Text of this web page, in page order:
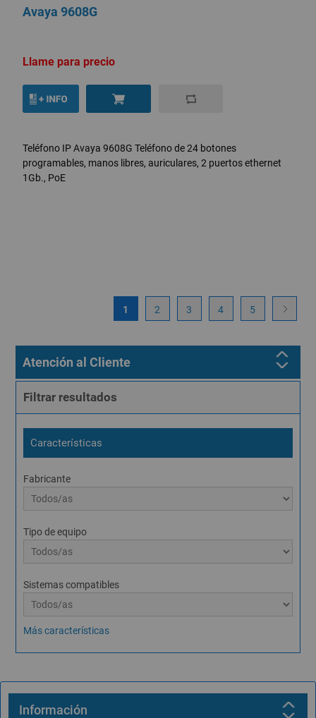
Atención al Cliente
Filtrar resultados
Características
Fabricante
Tipo de equipo
Sistemas compatibles
Más características
Avaya 9608G
Llame para precio
Teléfono IP Avaya 9608G Teléfono de 24 botones
programables, manos libres, auriculares, 2 puertos ethernet
1Gb., PoE
1 2 3 4 5
Información